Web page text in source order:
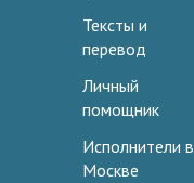
Тексты и
перевод
Личный
помощник
Исполнители в
Москве